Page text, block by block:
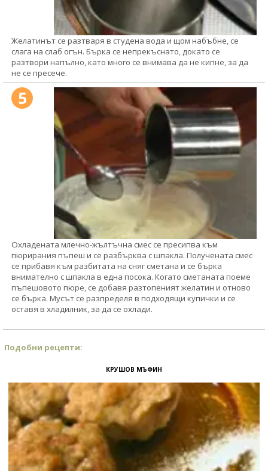
Желатинът се разтваря в студена вода и щом набъбне, се
слага на слаб огън. Бърка се непрекъснато, докато се
разтвори напълно, като много се внимава да не кипне, за да
не се пресече.
5
Охладената млечно-жълтъчна смес се пресипва към
пюрирания пъпеш и се разбърква с шпакла. Получената смес
се прибавя към разбитата на сняг сметана и се бърка
внимателно с шпакла в една посока. Когато сметаната поеме
пъпешовото пюре, се добавя разтопеният желатин и отново
се бърка. Мусът се разпределя в подходящи купички и се
оставя в хладилник, за да се охлади.
Подобни рецепти:
КРУШОВ МЪФИН